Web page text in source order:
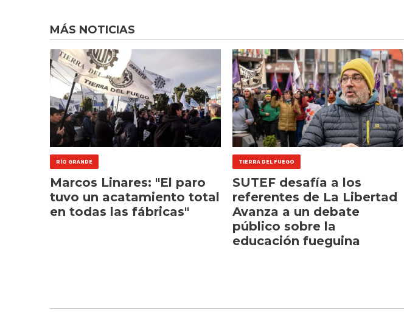
MÁS NOTICIAS
RÍO GRANDE
Marcos Linares: "El paro
tuvo un acatamiento total
en todas las fábricas"
TIERRA DEL FUEGO
SUTEF desafía a los
referentes de La Libertad
Avanza a un debate
público sobre la
educación fueguina